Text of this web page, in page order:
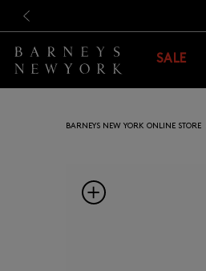
SALE
BARNEYS NEW YORK ONLINE STORE